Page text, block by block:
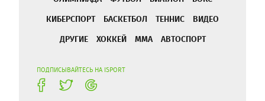
КИБЕРСПОРТ
БАСКЕТБОЛ ТЕННИС
ВИДЕО
ДРУГИЕ
ХОККЕЙ ММА АВТОСПОРТ
ПОДПИСЫВАЙТЕСЬ НА ISPORT